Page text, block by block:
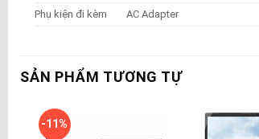
Phụ kiện đi kèm
AC Adapter
SẢN PHẨM TƯƠNG TỰ
-11%